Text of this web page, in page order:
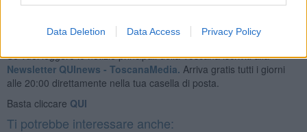
Data Deletion Data Access Privacy Policy
Se vuoi leggere le notizie principali della Toscana iscriviti alla
Newsletter QUInews - ToscanaMedia. Arriva gratis tutti i giorni
alle 20:00 direttamente nella tua casella di posta.
Basta cliccare QUI
Ti potrebbe interessare anche: